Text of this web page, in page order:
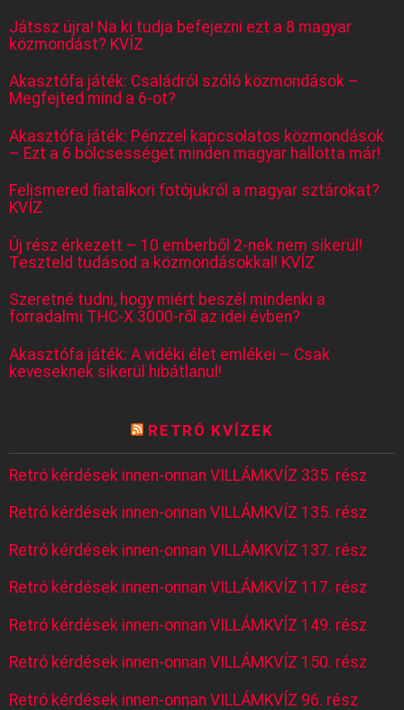
Játssz újra! Na ki tudja befejezni ezt a 8 magyar
közmondást? KVÍZ
Akasztófa játék: Családról szóló közmondások –
Megfejted mind a 6-ot?
Akasztófa játék: Pénzzel kapcsolatos közmondások
– Ezt a 6 bölcsességet minden magyar hallotta már!
Felismered fiatalkori fotójukról a magyar sztárokat?
KVÍZ
Új rész érkezett – 10 emberből 2-nek nem sikerül!
Teszteld tudásod a közmondásokkal! KVÍZ
Szeretné tudni, hogy miért beszél mindenki a
forradalmi THC-X 3000-ről az idei évben?
Akasztófa játék: A vidéki élet emlékei – Csak
keveseknek sikerül hibátlanul!
RETRÓ KVÍZEK
Retró kérdések innen-onnan VILLÁMKVÍZ 335. rész
Retró kérdések innen-onnan VILLÁMKVÍZ 135. rész
Retró kérdések innen-onnan VILLÁMKVÍZ 137. rész
Retró kérdések innen-onnan VILLÁMKVÍZ 117. rész
Retró kérdések innen-onnan VILLÁMKVÍZ 149. rész
Retró kérdések innen-onnan VILLÁMKVÍZ 150. rész
Retró kérdések innen-onnan VILLÁMKVÍZ 96. rész